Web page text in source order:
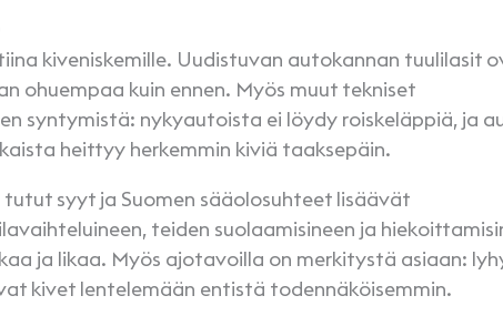
kiveniskemille. Uudistuvan autokannan tuulilasit
ohuempaa kuin ennen. Myös muut tekniset
syntymistä: nykyautoista ei löydy roiskeläppiä, ja
heittyy herkemmin kiviä taaksepäin.
syyt ja Suomen sääolosuhteet lisäävät
teiden suolaamisineen ja
ja likaa. Myös ajotavoilla on merkitystä asiaan:
kivet lentelemään entistä todennäköisemmin.